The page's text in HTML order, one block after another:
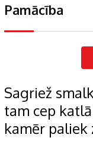
Pamācība
Sagriež
tam cep
kamēr paliek